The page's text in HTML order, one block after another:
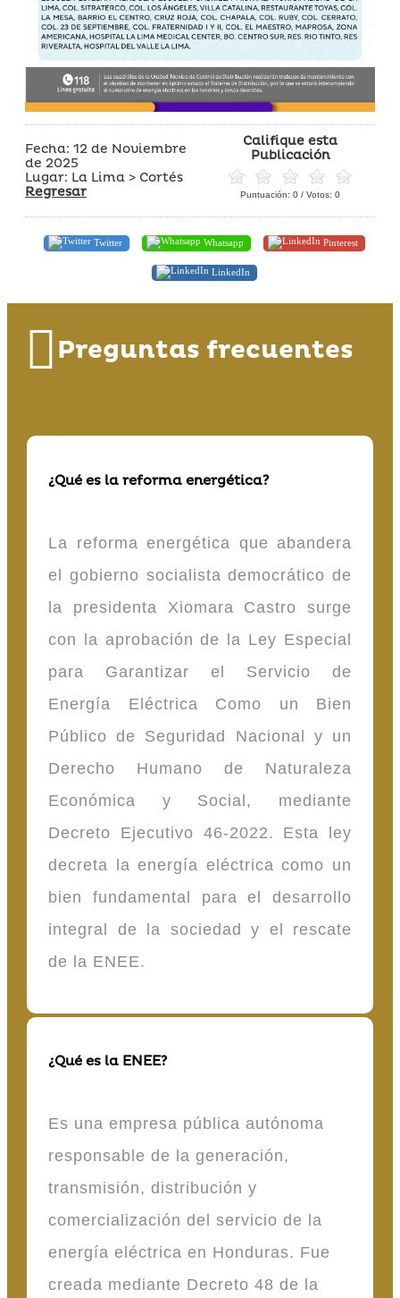
Fecha: 12 de Noviembre
de 2025
Lugar: La Lima > Cortés
Regresar
Califique esta
Publicación
Puntuación: 0 / Votos: 0
Twitter Whatsapp Pinterest
LinkedIn
Preguntas frecuentes
¿Qué es la reforma energética?
La reforma energética que abandera
el gobierno socialista democrático de
la presidenta Xiomara Castro surge
con la aprobación de la Ley Especial
para Garantizar el Servicio de
Energía Eléctrica Como un Bien
Público de Seguridad Nacional y un
Derecho Humano de Naturaleza
Económica y Social, mediante
Decreto Ejecutivo 46-2022. Esta ley
decreta la energía eléctrica como un
bien fundamental para el desarrollo
integral de la sociedad y el rescate
de la ENEE.
¿Qué es la ENEE?
Es una empresa pública autónoma
responsable de la generación,
transmisión, distribución y
comercialización del servicio de la
energía eléctrica en Honduras. Fue
creada mediante Decreto 48 de la